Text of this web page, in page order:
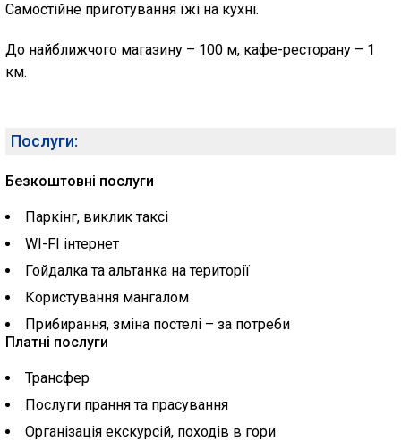
Самостійне приготування їжі на кухні.
До найближчого магазину – 100 м, кафе-ресторану – 1
км.
Послуги:
Безкоштовні послуги
Паркінг, виклик таксі
WI-FI інтернет
Гойдалка та альтанка на території
Користування мангалом
Прибирання, зміна постелі – за потреби
Платні послуги
Трансфер
Послуги прання та прасування
Організація екскурсій, походів в гори